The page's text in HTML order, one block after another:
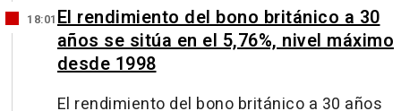
18:01El rendimiento del bono británico a 30
años se sitúa en el 5,76%, nivel máximo
desde 1998
El rendimiento del bono británico a 30 años